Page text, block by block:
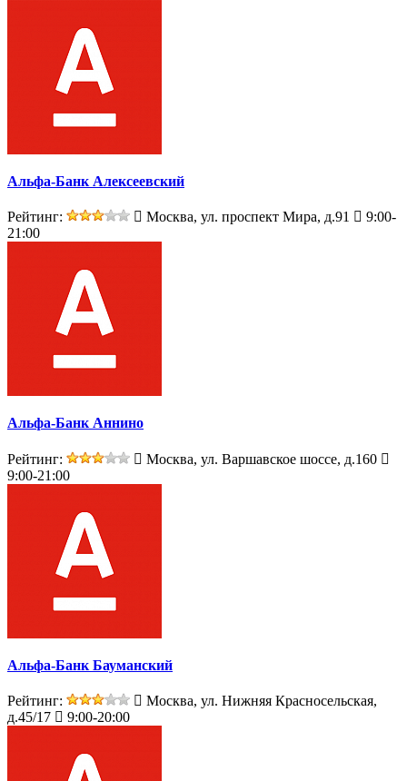
Альфа-Банк Алексеевский
Рейтинг: Москва, ул. проспект Мира, д.91
9:00-
21:00
Альфа-Банк Аннино
Рейтинг:
Москва, ул. Варшавское шоссе, д.160
9:00-21:00
Альфа-Банк Бауманский
Рейтинг:
Москва, ул. Нижняя Красносельская,
д.45/17
9:00-20:00